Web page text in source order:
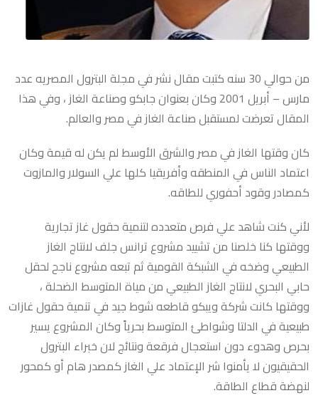
من حوالي 30 سنه كتبت مقال نشر في مجلة البترول المصريه عدد
مارس – أبريل 2001 وكان بعنوان جابكو وصناعة الغاز ، وفي هذا
المقال تعرضت لمستقبل صناعة الغاز في مصر والعالم.
كان وقتها الغاز في مصر والشرق الأوسط لم يكن له قيمة وكان
اعتماد الناس في المنطقه وأفريقيا كلها علي السولار والمازوت
كمصادر وقود أحفوري للطاقه.
لأني كنت شاهد علي فرص متعدده لتنمية حقول غاز تجارية
ووقتها كنا خلصنا من تشييد مشروع ترانس جلف لانتاج الغاز
الطبيعي وضخه في الشبكة القومية ثم تبعه مشروع ناجح لحقل
حابي البحري لانتاج الغاز الطبيعي من مياة المتوسط الضحلة ،
ووقتها كانت شركة ويبكو قاطعه شوط جيد في تنمية حقول غازات
طبيعية في الدلتا وشواطئ المتوسط بحرياً وكان المشروع يسير
بحرص وهدوء دون استعجال فرقعة ونتائج لان خبراء البترول
الحقيقيون لا يأمنوا شر الإعتماد علي الغاز كمصدر هام أو كمحور
لنهضة قطاع الطاقة.